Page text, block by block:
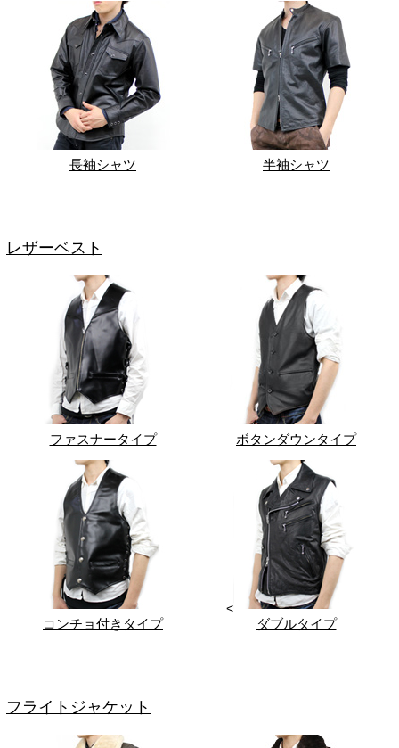
長袖シャツ 半袖シャツ
レザーベスト
ファスナータイプ ボタンダウンタイプ
コンチョ付きタイプ
<
ダブルタイプ
フライトジャケット